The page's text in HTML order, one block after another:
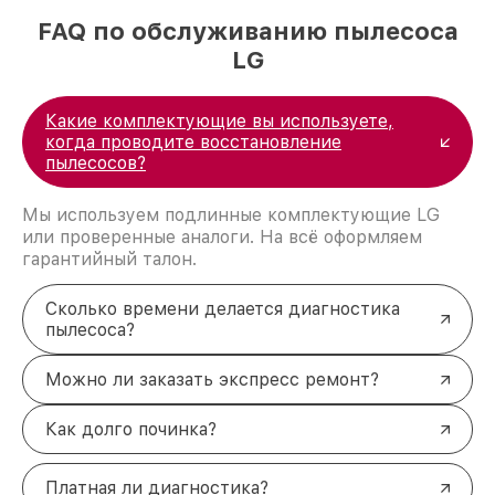
FAQ по обслуживанию пылесоса
LG
Какие комплектующие вы используете,
когда проводите восстановление
пылесосов?
Мы используем подлинные комплектующие LG
или проверенные аналоги. На всё оформляем
гарантийный талон.
Сколько времени делается диагностика
пылесоса?
Можно ли заказать экспресс ремонт?
Как долго починка?
Платная ли диагностика?